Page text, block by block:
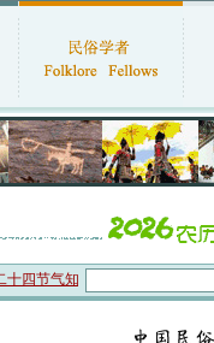
四节气知识体系与数字叙事”研